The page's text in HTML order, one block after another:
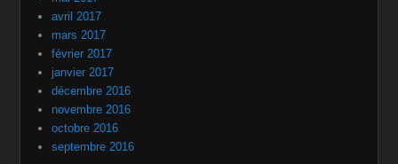
avril 2017
mars 2017
février 2017
janvier 2017
décembre 2016
novembre 2016
octobre 2016
septembre 2016